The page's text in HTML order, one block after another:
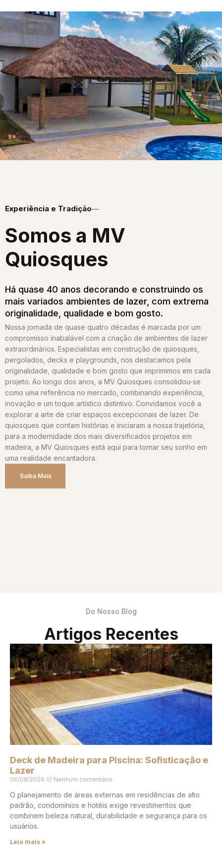
Experiência e Tradição
Somos a MV
Quiosques​
Há quase 40 anos decorando e construindo os
mais variados ambientes de lazer, com extrema
originalidade, qualidade e bom gosto.
Nossa jornada de quase quatro décadas é marcada por um
compromisso inabalável com a criação de ambientes de lazer
extraordinários. Especialistas em construção de quiosques,
pergolados, decks e playgrounds, nos destacamos pela
originalidade, qualidade e bom gosto que imprimimos em cada
projeto. Ao longo dos anos, a MV Quiosques consolidou-se
como uma referência no mercado, combinando experiência,
inovação e um toque artístico distintivo. Convidamos você a
explorar a arte de criar espaços excepcionais de lazer. De
quiosques que contam histórias e iniciaram a nossa trajetória,
para a modernidade dos mais diversificados projetos em
madeira, a MV Quiosques está aqui para tornar seu sonho em
uma realidade encantadora.
Saiba Mais
Do Nosso Blog
Artigos Recentes
Deck de Madeira para Piscina: Sofisticação e
Lazer
06/08/2026 Nenhum comentário
O planejamento de áreas externas em residências de alto
padrão, condomínios e hotéis exige revestimentos que
combinem beleza natural, durabilidade e segurança para os
usuários.
Leia mais »